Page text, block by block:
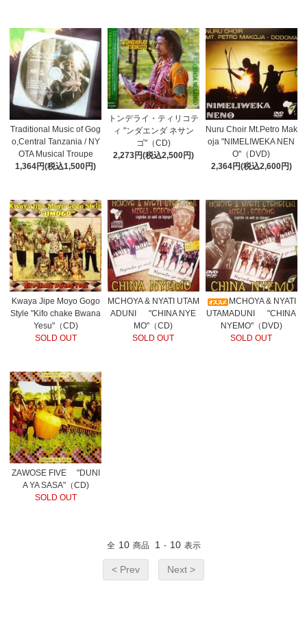
Traditional Music of Gog
o,Central Tanzania / NY
OTA Musical Troupe
1,364円(税込1,500円)
トンデライ・ティリコテ
ィ "ンダエンダ ネサン
ゴ"（CD)
2,273円(税込2,500円)
Nuru Choir Mt.Petro Mak
oja "NIMELIWEKA NEN
O"（DVD)
2,364円(税込2,600円)
Kwaya Jipe Moyo Gogo
Style "Kifo chake Bwana
Yesu"（CD)
SOLD OUT
MCHOYA & NYATI UTAM
ADUNI "CHINA NYE
MO"（CD)
SOLD OUT
MCHOYA & NYATI
UTAMADUNI "CHINA
NYEMO"（DVD)
SOLD OUT
ZAWOSE FIVE "DUNI
A YA SASA"（CD)
SOLD OUT
全 10 商品 1 - 10 表示
< Prev Next >